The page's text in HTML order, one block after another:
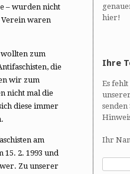
– wurden nicht
Verein waren
zum
die
wir zum
nicht mal die
diese immer
am
2. 1993 und
Zu unserer
hier!
Ihre
Es
senden
Ihr